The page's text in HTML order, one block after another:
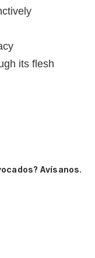
its flesh
Avísanos.